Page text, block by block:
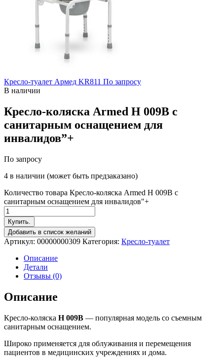
Кресло-туалет Армед KR811 По запросу
В наличии
Кресло-коляска Armed H 009B с
санитарным оснащением для
инвалидов”+
По запросу
4 в наличии (может быть предзаказано)
Количество товара Кресло-коляска Armed H 009B с
санитарным оснащением для инвалидов"+
Купить.
Добавить в список желаний
Артикул: 00000000309 Категория: Кресло-туалет
Описание
Детали
Отзывы (0)
Описание
Кресло-коляска H 009B — популярная модель со съемным
санитарным оснащением.
Широко применяется для облуживания и перемещения
пациентов в медицинских учреждениях и дома.